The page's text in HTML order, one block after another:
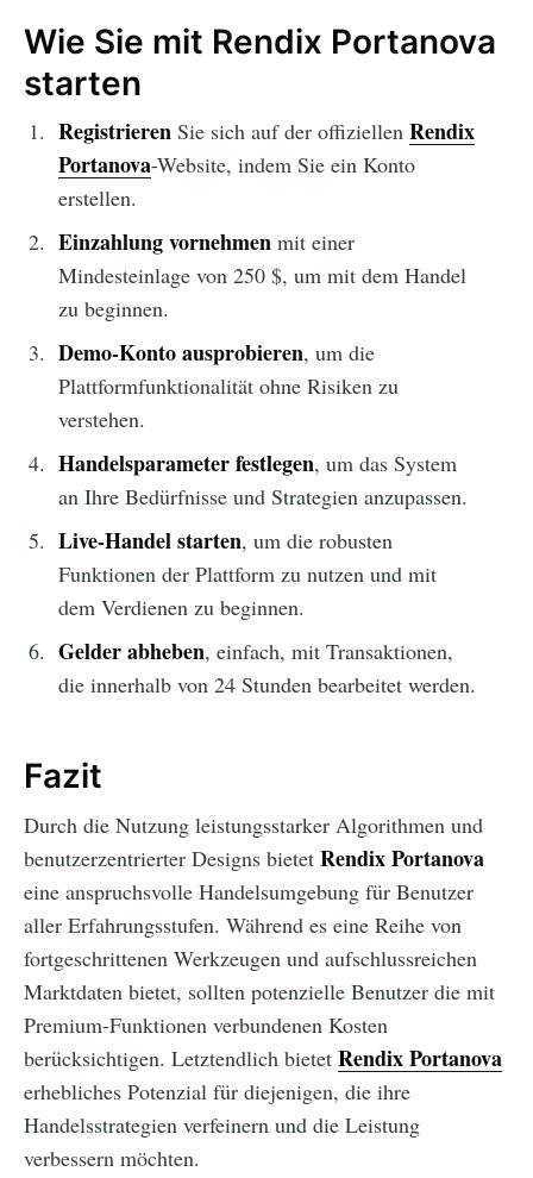
Wie Sie mit Rendix Portanova
starten
RegistrierenSie sich auf der offiziellen Rendix
Portanova-Website, indem Sie ein Konto
erstellen.
Einzahlung vornehmenmit einer
Mindesteinlage von 250 $, um mit dem Handel
zu beginnen.
Demo-Konto ausprobieren, um die
Plattformfunktionalität ohne Risiken zu
verstehen.
Handelsparameter festlegen, um das System
an Ihre Bedürfnisse und Strategien anzupassen.
Live-Handel starten, um die robusten
Funktionen der Plattform zu nutzen und mit
dem Verdienen zu beginnen.
Gelder abheben, einfach, mit Transaktionen,
die innerhalb von 24 Stunden bearbeitet werden.
Fazit
Durch die Nutzung leistungsstarker Algorithmen und
benutzerzentrierter Designs bietet Rendix Portanova
eine anspruchsvolle Handelsumgebung für Benutzer
aller Erfahrungsstufen. Während es eine Reihe von
fortgeschrittenen Werkzeugen und aufschlussreichen
Marktdaten bietet, sollten potenzielle Benutzer die mit
Premium-Funktionen verbundenen Kosten
berücksichtigen. Letztendlich bietet Rendix Portanova
erhebliches Potenzial für diejenigen, die ihre
Handelsstrategien verfeinern und die Leistung
verbessern möchten.